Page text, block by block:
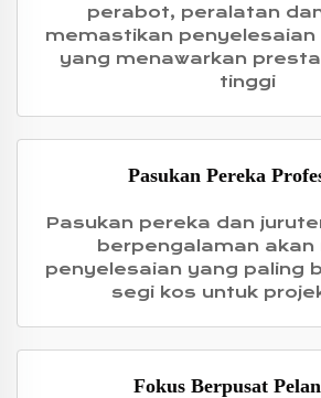
perabot, peralatan
memastikan
yang menawarkan
tinggi
Pasukan Pereka
Pasukan pereka dan
berpengalaman akan
penyelesaian yang paling
segi kos untuk
Fokus Berpusat